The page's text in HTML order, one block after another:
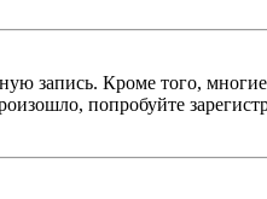
запись. Кроме того,
попробуйте